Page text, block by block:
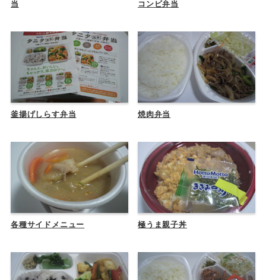
当
コンビ弁当
釜揚げしらす弁当 焼肉弁当
各種サイドメニュー 極うま親子丼